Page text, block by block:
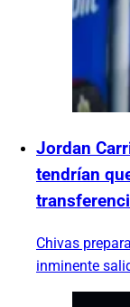
Jordan
tendrían
Chivas
inminente